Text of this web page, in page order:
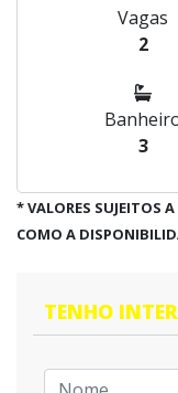
Vagas
2
3
* VALORES SUJEITOS
COMO A
TENHO